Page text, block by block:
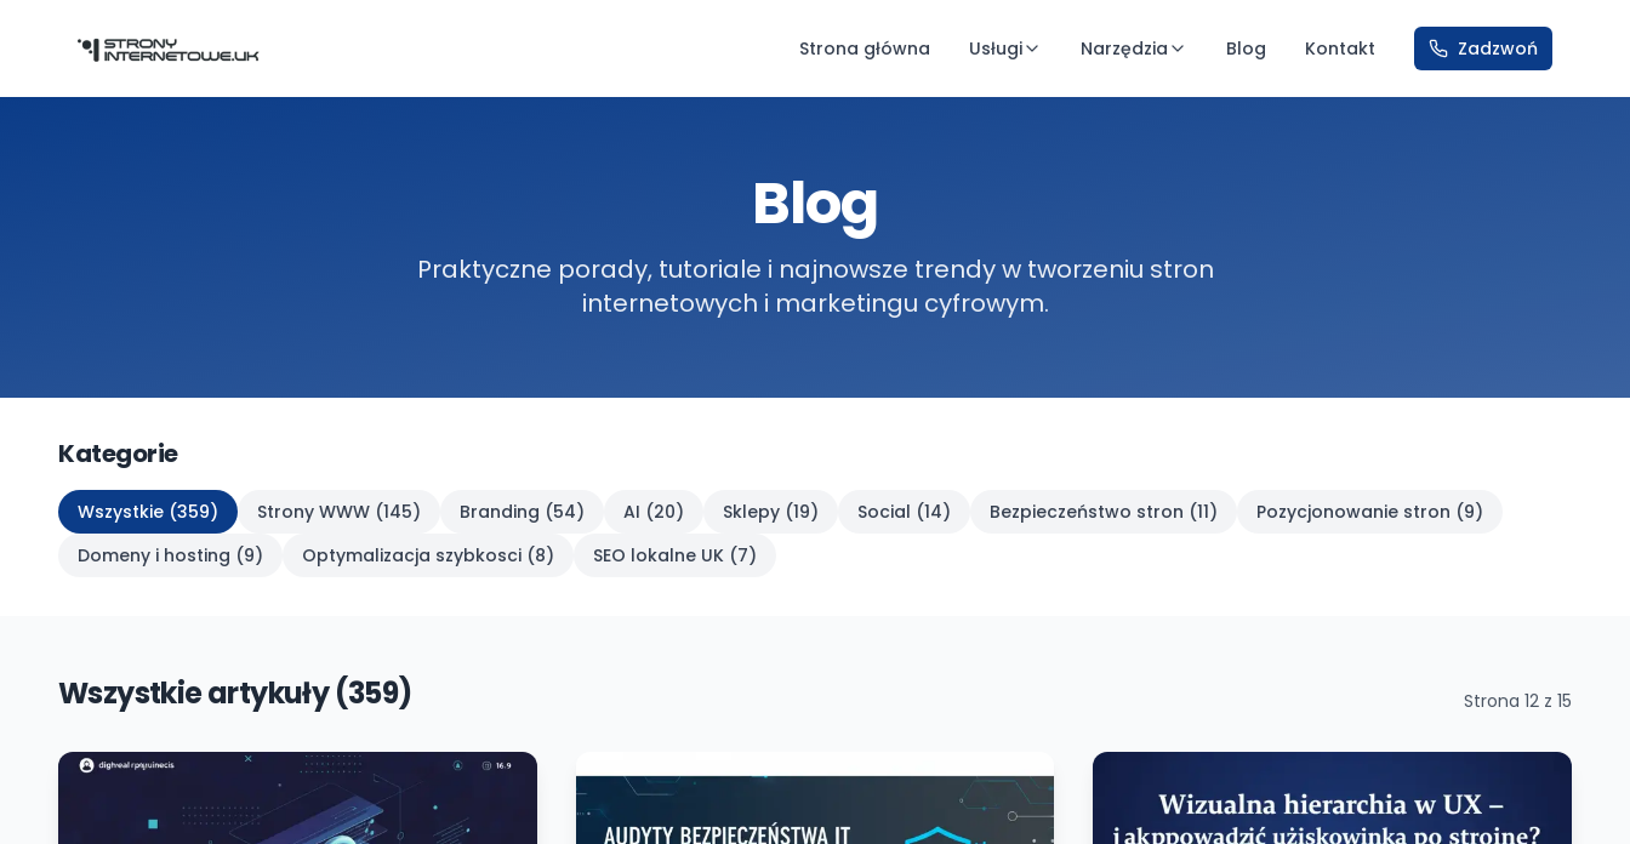
Strona główna Usługi Narzędzia Blog Kontakt Zadzwoń
Blog
Praktyczne porady, tutoriale i najnowsze trendy w tworzeniu stron
internetowych i marketingu cyfrowym.
Kategorie
Wszystkie (359) Strony WWW (145) Branding (54) AI (20) Sklepy (19) Social (14) Bezpieczeństwo stron (11) Pozycjonowanie stron (9)
Domeny i hosting (9) Optymalizacja szybkosci (8) SEO lokalne UK (7)
Wszystkie artykuły (359) Strona 12 z 15